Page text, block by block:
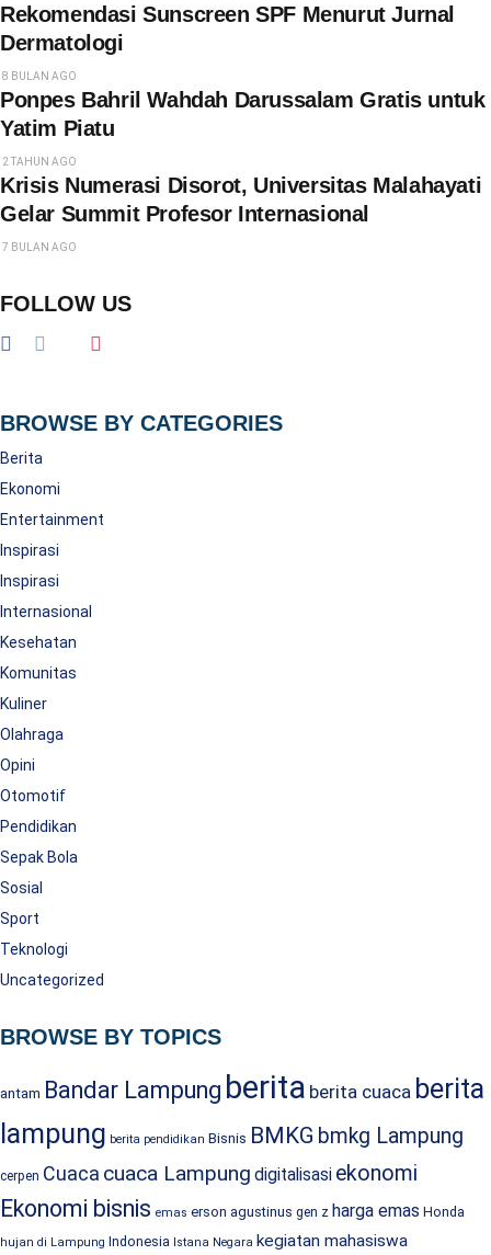
Rekomendasi Sunscreen SPF Menurut Jurnal
Dermatologi
8 BULAN AGO
Ponpes Bahril Wahdah Darussalam Gratis untuk
Yatim Piatu
2 TAHUN AGO
Krisis Numerasi Disorot, Universitas Malahayati
Gelar Summit Profesor Internasional
7 BULAN AGO
FOLLOW US
BROWSE BY CATEGORIES
Berita
Ekonomi
Entertainment
Inspirasi
Inspirasi
Internasional
Kesehatan
Komunitas
Kuliner
Olahraga
Opini
Otomotif
Pendidikan
Sepak Bola
Sosial
Sport
Teknologi
Uncategorized
BROWSE BY TOPICS
antam Bandar Lampung berita berita cuaca berita
lampung berita pendidikan Bisnis BMKG bmkg Lampung
cerpen Cuaca cuaca Lampung digitalisasi ekonomi
Ekonomi bisnis emas erson agustinus gen z harga emas Honda
hujan di Lampung Indonesia Istana Negara kegiatan mahasiswa